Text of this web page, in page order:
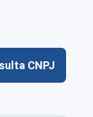
CNPJ